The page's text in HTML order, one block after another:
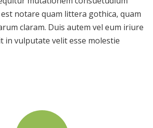
notare quam littera gothica, quam
claram. Duis autem vel eum iriure
in vulputate velit esse molestie